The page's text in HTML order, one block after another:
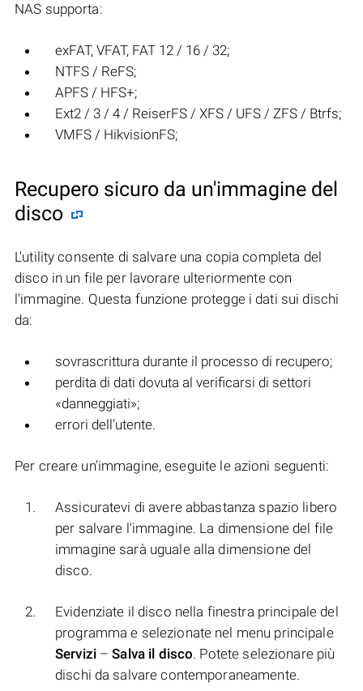
NAS supporta:
exFAT, VFAT, FAT 12 / 16 / 32;
NTFS / ReFS;
APFS / HFS+;
Ext2 / 3 / 4 / ReiserFS / XFS / UFS / ZFS / Btrfs;
VMFS / HikvisionFS;
Recupero sicuro da un'immagine del
disco
L'utility consente di salvare una copia completa del
disco in un file per lavorare ulteriormente con
l'immagine. Questa funzione protegge i dati sui dischi
da:
sovrascrittura durante il processo di recupero;
perdita di dati dovuta al verificarsi di settori
«danneggiati»;
errori dell’utente.
Per creare un’immagine, eseguite le azioni seguenti:
Assicuratevi di avere abbastanza spazio libero
per salvare l'immagine. La dimensione del file
immagine sarà uguale alla dimensione del
disco.
Evidenziate il disco nella finestra principale del
programma e selezionate nel menu principale
Servizi–Salva il disco. Potete selezionare più
dischi da salvare contemporaneamente.